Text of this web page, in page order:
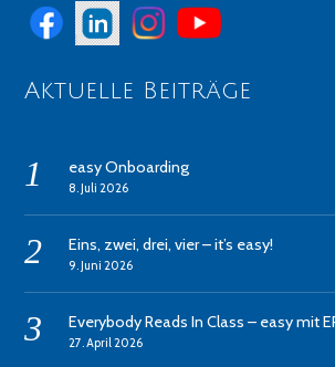
Aktuelle Beiträge
easy Onboarding
8. Juli 2026
Eins, zwei, drei, vier – it’s easy!
9. Juni 2026
Everybody Reads In Class – easy mit
27. April 2026